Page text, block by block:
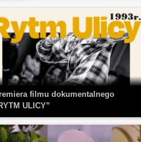
filmu dokumentalnego
ULICY”